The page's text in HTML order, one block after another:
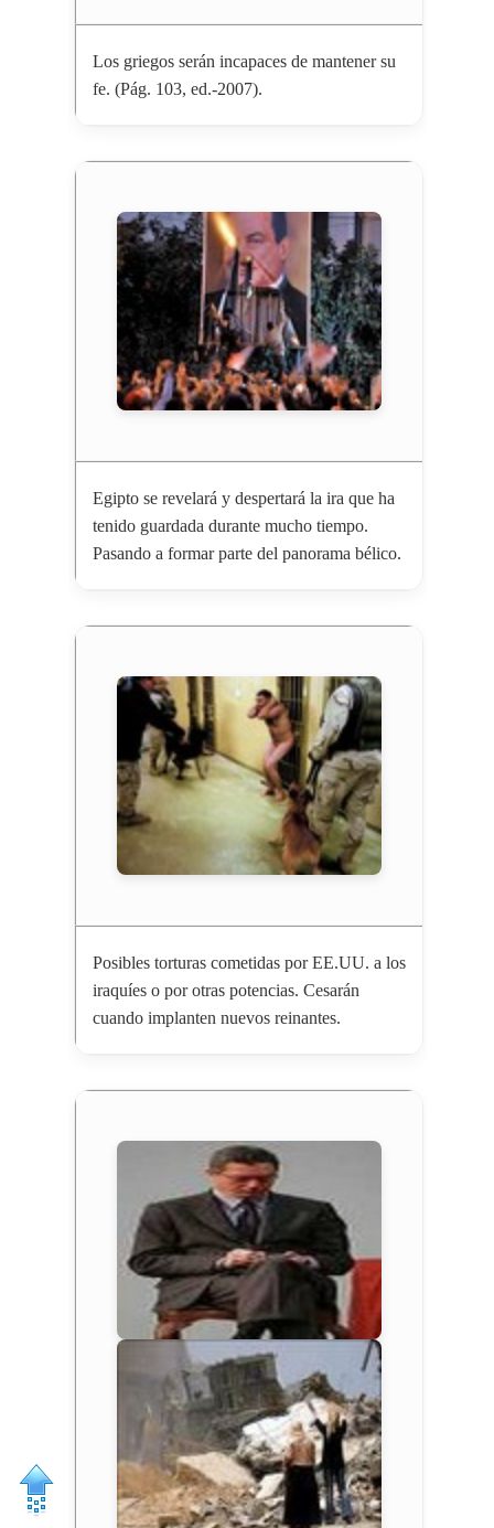
Los griegos serán incapaces de mantener su
fe. (Pág. 103, ed.-2007).
Egipto se revelará y despertará la ira que ha
tenido guardada durante mucho tiempo.
Pasando a formar parte del panorama bélico.
Posibles torturas cometidas por EE.UU. a los
iraquíes o por otras potencias. Cesarán
cuando implanten nuevos reinantes.